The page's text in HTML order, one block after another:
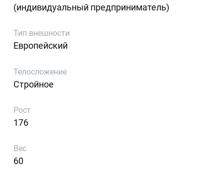
(индивидуальный предприниматель)
Тип внешности
Европейский
Телосложение
Стройное
Рост
176
Вес
60